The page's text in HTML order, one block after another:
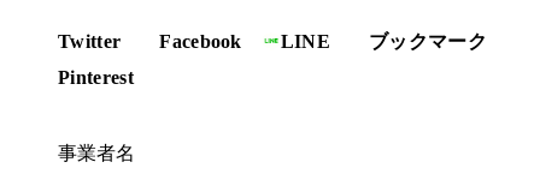
Twitter Facebook LINE
ブックマーク
Pinterest
事業者名